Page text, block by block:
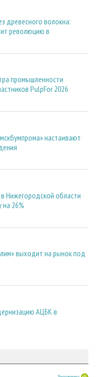
древесного волокна:
революцию в
промышленности
PulpFor 2026
настаивают
Нижегородской области
на 26%
выходит на рынок под
АЦБК в